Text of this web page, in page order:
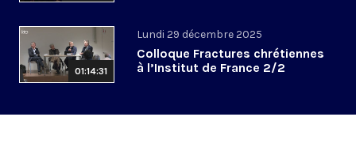
01:14:31
Lundi 29 décembre 2025
Colloque Fractures chrétiennes
à l’Institut de France 2/2